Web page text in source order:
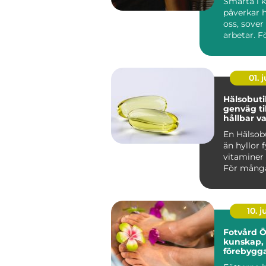
påverkar
oss,
arbetar.
trappor,
01.
Hälsobutik
genväg
hållbar
En
än hyllor
vitaminer
För
kunskap...
10.
Fotvård
kunskap,